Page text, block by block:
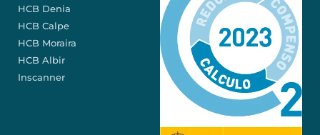
HCB Denia
HCB Calpe
HCB Moraira
HCB Albir
Inscanner